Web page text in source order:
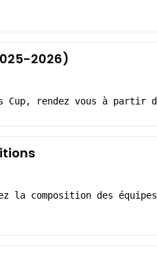
2026)
rendez vous à partir
la composition des